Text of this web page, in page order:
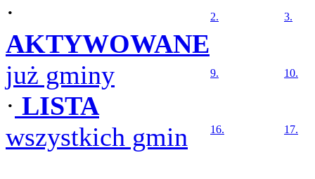
·
AKTYWOWANE
już gminy
· LISTA
wszystkich gmin
2. 3.
9. 10.
16. 17.